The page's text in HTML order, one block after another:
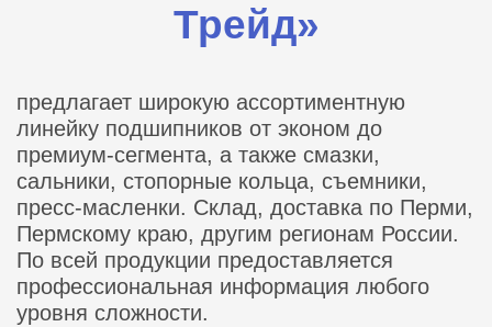
Трейд»
предлагает широкую ассортиментную
линейку подшипников от эконом до
премиум-сегмента, а также смазки,
сальники, стопорные кольца, съемники,
пресс-масленки. Склад, доставка по Перми,
Пермскому краю, другим регионам России.
По всей продукции предоставляется
профессиональная информация любого
уровня сложности.